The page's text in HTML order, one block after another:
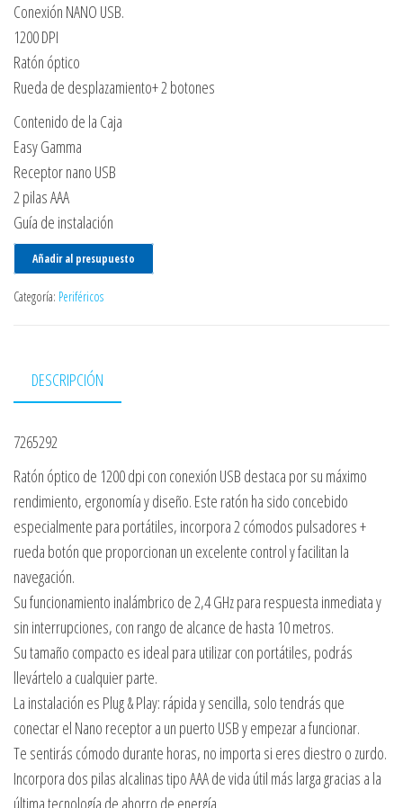
Conexión NANO USB.
1200 DPI
Ratón óptico
Rueda de desplazamiento+ 2 botones
Contenido de la Caja
Easy Gamma
Receptor nano USB
2 pilas AAA
Guía de instalación
Añadir al presupuesto
Categoría: Periféricos
DESCRIPCIÓN
7265292
Ratón óptico de 1200 dpi con conexión USB destaca por su máximo
rendimiento, ergonomía y diseño. Este ratón ha sido concebido
especialmente para portátiles, incorpora 2 cómodos pulsadores +
rueda botón que proporcionan un excelente control y facilitan la
navegación.
Su funcionamiento inalámbrico de 2,4 GHz para respuesta inmediata y
sin interrupciones, con rango de alcance de hasta 10 metros.
Su tamaño compacto es ideal para utilizar con portátiles, podrás
llevártelo a cualquier parte.
La instalación es Plug & Play: rápida y sencilla, solo tendrás que
conectar el Nano receptor a un puerto USB y empezar a funcionar.
Te sentirás cómodo durante horas, no importa si eres diestro o zurdo.
Incorpora dos pilas alcalinas tipo AAA de vida útil más larga gracias a la